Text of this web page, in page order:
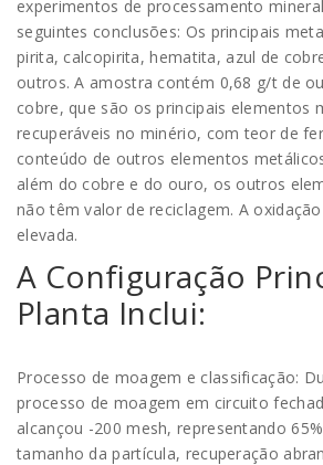
experimentos de processamento
seguintes conclusões: Os principais
pirita, calcopirita, hematita, azul de
outros. A amostra contém 0,68 g/t de
cobre, que são os principais elementos
recuperáveis no minério, com teor de
conteúdo de outros elementos
além do cobre e do ouro, os outros
não têm valor de reciclagem. A
elevada.
A Configuração
Planta Inclui:
Processo de moagem e classificação:
processo de moagem em circuito
alcançou -200 mesh, representando
tamanho da partícula, recuperação